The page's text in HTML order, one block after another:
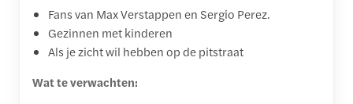
Fans van Max Verstappen en Sergio Perez.
Gezinnen met kinderen
Als je zicht wil hebben op de pitstraat
Wat te verwachten: